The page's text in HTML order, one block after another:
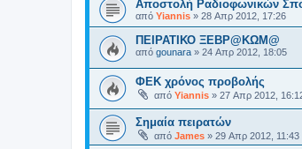
Αποστολή Ραδιοφωνικών
από Yiannis » 28 Απρ 2012, 17:26
ΠΕΙΡΑΤΙΚΟ ΞΕΒΡ@ΚΩΜ@
από gounara » 24 Απρ 2012, 18:05
ΦΕΚ χρόνος προβολής
από Yiannis » 27 Απρ 2012,
Σημαία πειρατών
από James » 29 Απρ 2012, 11:43